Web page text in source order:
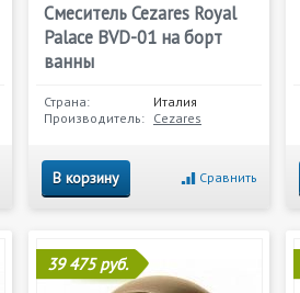
Смеситель Cezares Royal
Palace BVD-01 на борт
ванны
Страна:
Италия
Производитель: Cezares
В корзину Сравнить
39 475 руб.